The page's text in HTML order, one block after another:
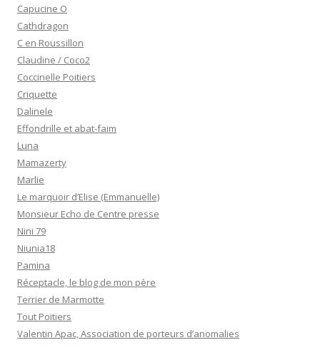
Capucine O
Cathdragon
C en Roussillon
Claudine / Coco2
Coccinelle Poitiers
Criquette
Dalinele
Effondrille et abat-faim
Luna
Mamazerty
Marlie
Le marquoir d’Elise (Emmanuelle)
Monsieur Echo de Centre presse
Nini 79
Niunia18
Pamina
Réceptacle, le blog de mon père
Terrier de Marmotte
Tout Poitiers
Valentin Apac, Association de porteurs d’anomalies